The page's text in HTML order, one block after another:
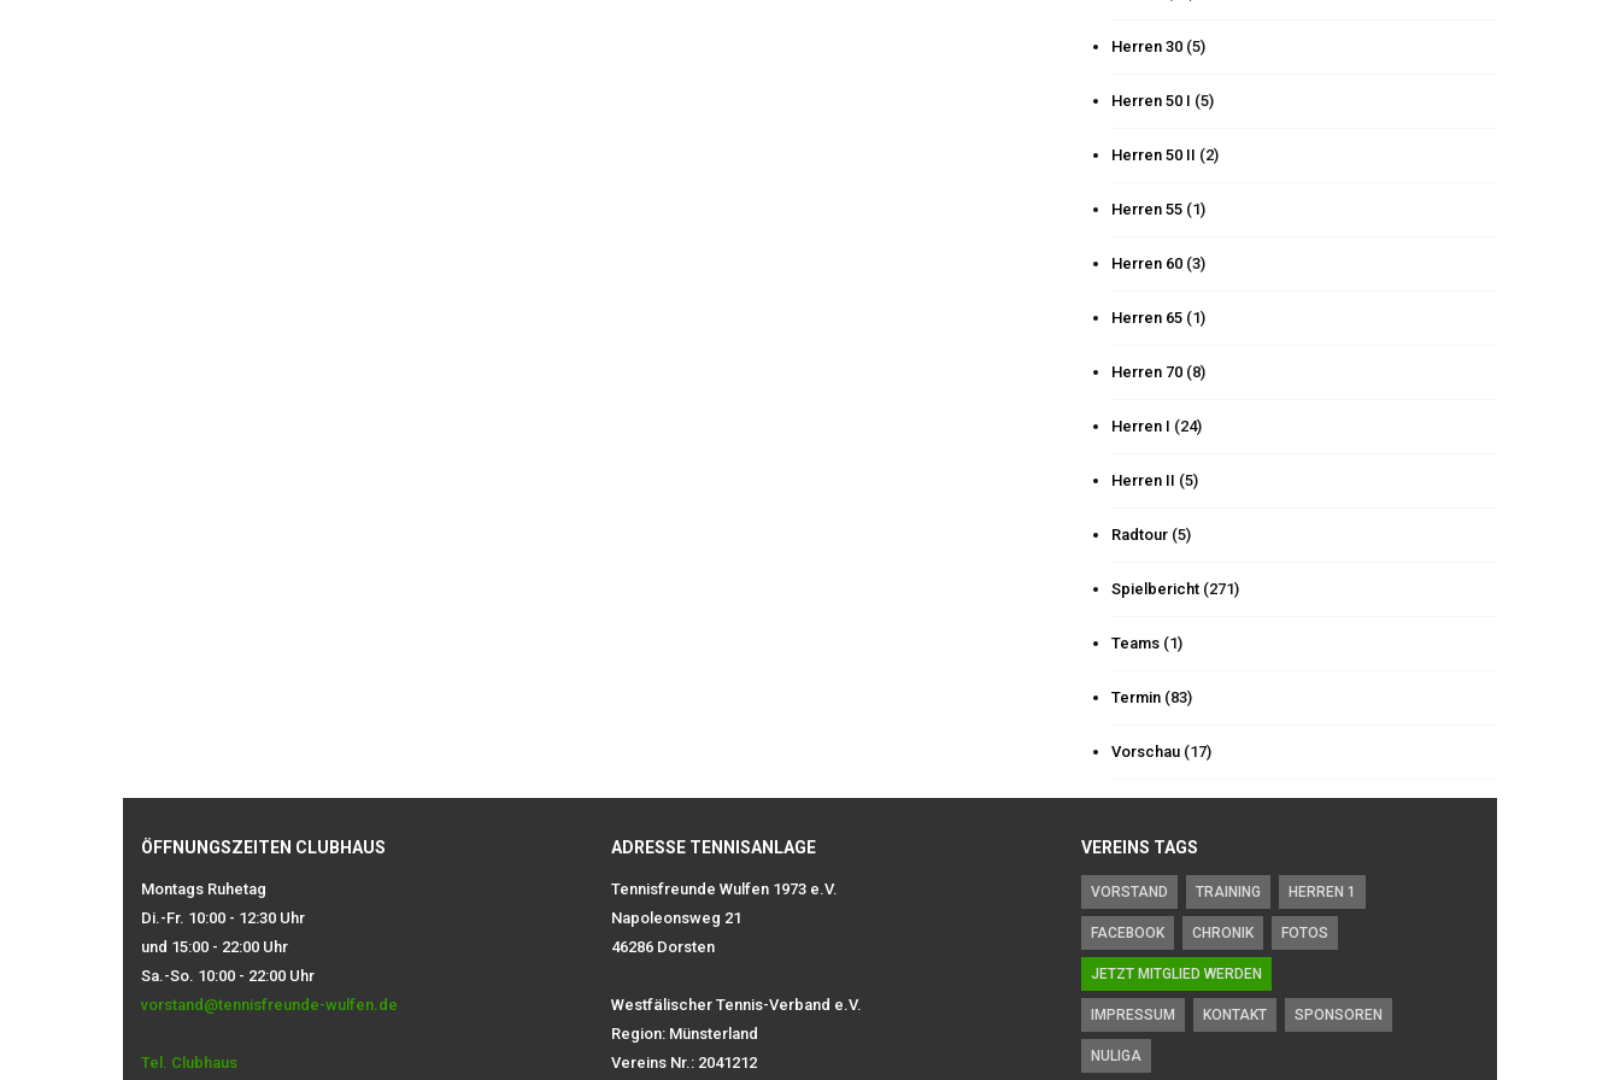
Herren 30 (5)
Herren 50 I (5)
Herren 50 II (2)
Herren 55 (1)
Herren 60 (3)
Herren 65 (1)
Herren 70 (8)
Herren I (24)
Herren II (5)
Radtour (5)
Spielbericht (271)
Teams (1)
Termin (83)
Vorschau (17)
ÖFFNUNGSZEITEN CLUBHAUS
Montags Ruhetag
Di.-Fr. 10:00 - 12:30 Uhr
und 15:00 - 22:00 Uhr
Sa.-So. 10:00 - 22:00 Uhr
vorstand@tennisfreunde-wulfen.de
Tel. Clubhaus
ADRESSE TENNISANLAGE
Tennisfreunde Wulfen 1973 e.V.
Napoleonsweg 21
46286 Dorsten
Westfälischer Tennis-Verband e.V.
Region: Münsterland
Vereins Nr.: 2041212
VEREINS TAGS
VORSTAND TRAINING HERREN 1
FACEBOOK CHRONIK FOTOS
JETZT MITGLIED WERDEN
IMPRESSUM KONTAKT SPONSOREN
NULIGA